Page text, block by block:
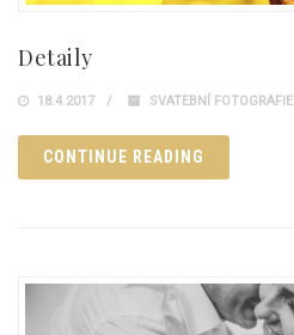
Detaily
18.4.2017 SVATEBNÍ FOTOGRAFIE
CONTINUE READING